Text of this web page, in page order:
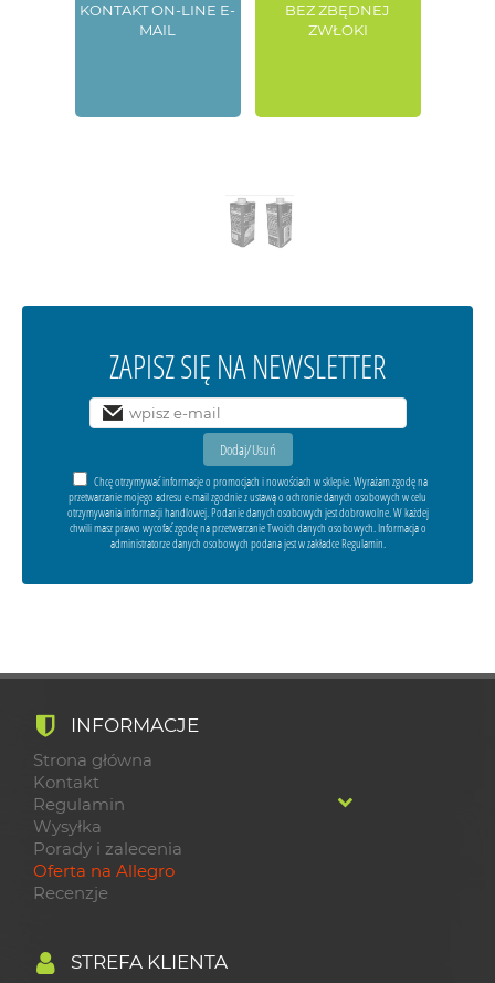
KONTAKT ON-LINE E-
MAIL
BEZ ZBĘDNEJ
ZWŁOKI
ZAPISZ SIĘ NA NEWSLETTER
Chcę otrzymywać informacje o promocjach i nowościach w sklepie. Wyrażam zgodę na
przetwarzanie mojego adresu e-mail zgodnie z ustawą o ochronie danych osobowych w celu
otrzymywania informacji handlowej. Podanie danych osobowych jest dobrowolne. W każdej
chwili masz prawo wycofać zgodę na przetwarzanie Twoich danych osobowych. Informacja o
administratorze danych osobowych podana jest w zakładce Regulamin.
INFORMACJE
Strona główna
Kontakt
Regulamin
Wysyłka
Porady i zalecenia
Oferta na Allegro
Recenzje
STREFA KLIENTA